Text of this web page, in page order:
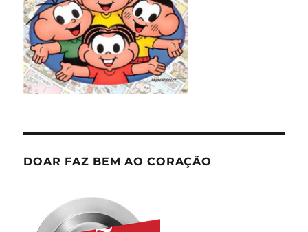
DOAR FAZ BEM AO CORAÇÃO